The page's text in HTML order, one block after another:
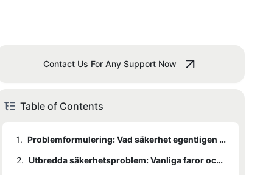
Contact Us For Any Support Now
Table of Contents
1.
Problemformulering: Vad säkerhet egentligen betyder
2.
Utbredda säkerhetsproblem: Vanliga faror och sårbarheter